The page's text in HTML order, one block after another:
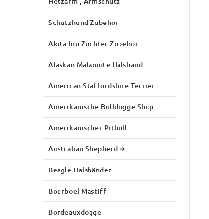
Schutzhund Zubehör
Akita Inu Züchter Zubehör
Alaskan Malamute Halsband
American Staffordshire Terrier
Amerikanische Bulldogge Shop
Amerikanischer Pitbull
Australian Shepherd ➜
Beagle Halsbänder
Boerboel Mastiff
Bordeauxdogge